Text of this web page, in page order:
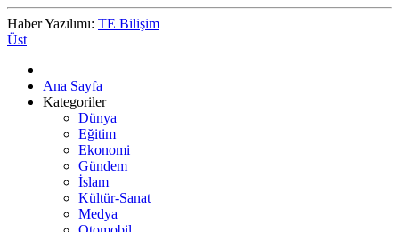
Haber Yazılımı: TE Bilişim
Üst
Ana Sayfa
Kategoriler
Dünya
Eğitim
Ekonomi
Gündem
İslam
Kültür-Sanat
Medya